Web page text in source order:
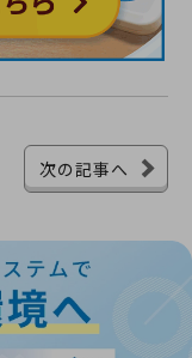
次の記事へ